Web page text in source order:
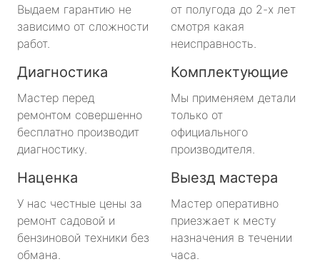
Выдаем гарантию не
зависимо от сложности
работ.
от полугода до 2-х лет
смотря какая
неисправность.
Диагностика
Мастер перед
ремонтом совершенно
бесплатно производит
диагностику.
Комплектующие
Мы применяем детали
только от
официального
производителя.
Наценка
У нас честные цены за
ремонт садовой и
бензиновой техники без
обмана.
Выезд мастера
Мастер оперативно
приезжает к месту
назначения в течении
часа.